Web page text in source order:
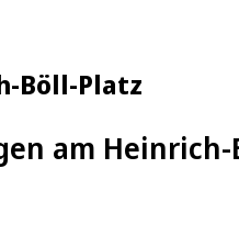
Böll-Platz
am Heinrich-